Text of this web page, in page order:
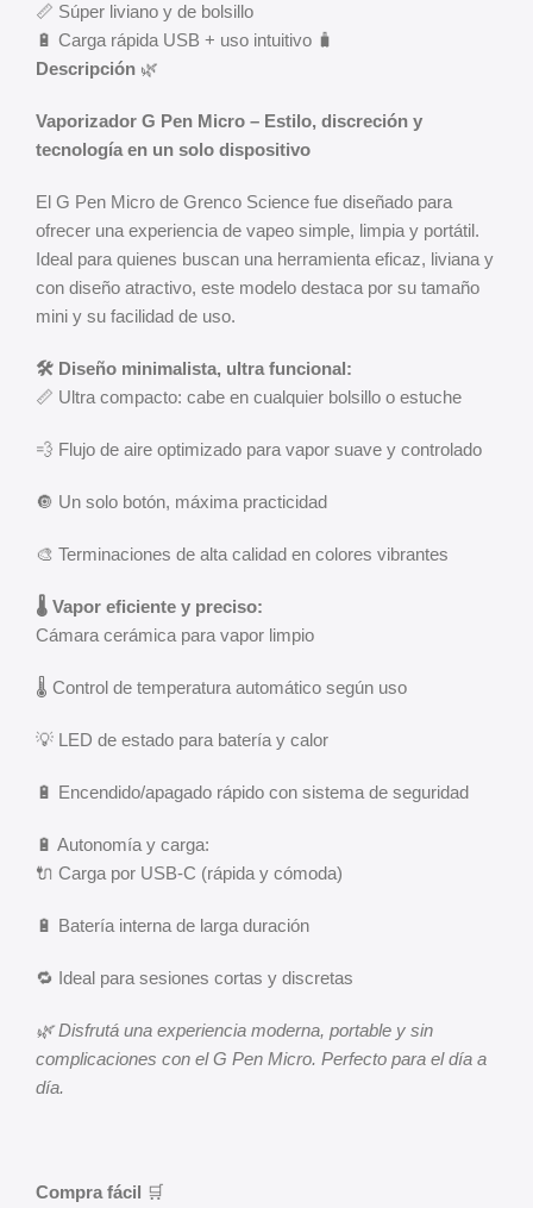
📏 Súper liviano y de bolsillo
🔋 Carga rápida USB + uso intuitivo 🧳
Descripción 🌿
Vaporizador G Pen Micro – Estilo, discreción y
tecnología en un solo dispositivo
El G Pen Micro de Grenco Science fue diseñado para
ofrecer una experiencia de vapeo simple, limpia y portátil.
Ideal para quienes buscan una herramienta eficaz, liviana y
con diseño atractivo, este modelo destaca por su tamaño
mini y su facilidad de uso.
🛠️ Diseño minimalista, ultra funcional:
📏 Ultra compacto: cabe en cualquier bolsillo o estuche
💨 Flujo de aire optimizado para vapor suave y controlado
🔘 Un solo botón, máxima practicidad
🎨 Terminaciones de alta calidad en colores vibrantes
🌡️ Vapor eficiente y preciso:
Cámara cerámica para vapor limpio
🌡️ Control de temperatura automático según uso
💡 LED de estado para batería y calor
🔋 Encendido/apagado rápido con sistema de seguridad
🔋 Autonomía y carga:
🔌 Carga por USB-C (rápida y cómoda)
🔋 Batería interna de larga duración
🔁 Ideal para sesiones cortas y discretas
🌿 Disfrutá una experiencia moderna, portable y sin
complicaciones con el G Pen Micro. Perfecto para el día a
día.
Compra fácil 🛒